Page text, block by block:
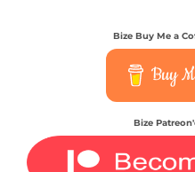
Bize Buy Me a
Buy
Bize